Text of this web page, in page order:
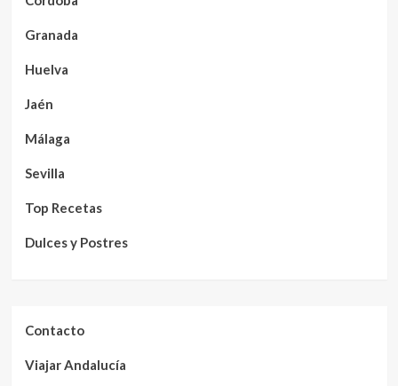
Granada
Huelva
Jaén
Málaga
Sevilla
Top Recetas
Dulces y Postres
Contacto
Viajar Andalucía